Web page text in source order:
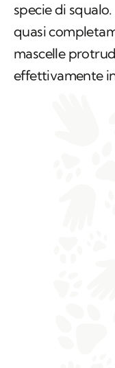
specie di
quasi
mascelle
effettivamente